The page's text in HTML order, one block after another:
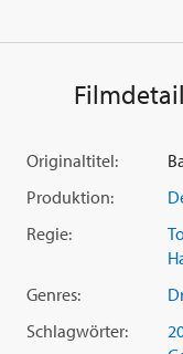
Irene Böhm
) den
geheimen
Originaltitel:
Produktion:
Regie:
Genres:
Schlagwörter: